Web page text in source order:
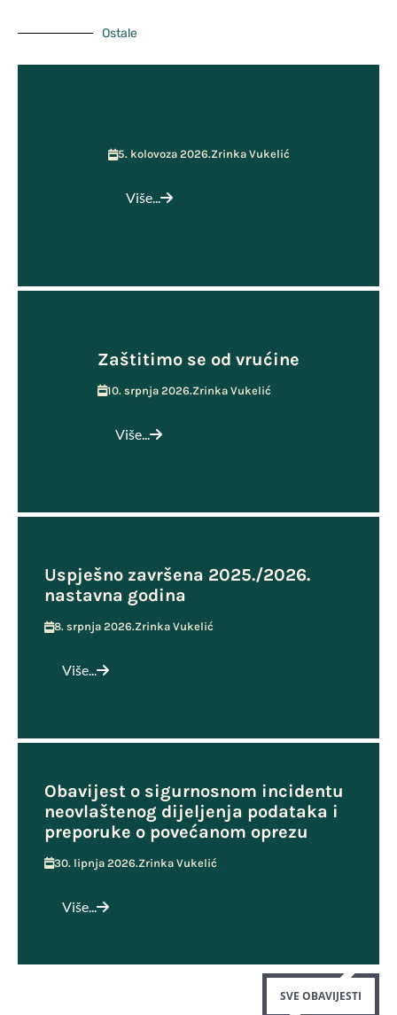
Ostale
5. kolovoza 2026.Zrinka Vukelić
Više...
Zaštitimo se od vrućine
10. srpnja 2026.Zrinka Vukelić
Više...
Uspješno završena 2025./2026.
nastavna godina
8. srpnja 2026.Zrinka Vukelić
Više...
Obavijest o sigurnosnom incidentu
neovlaštenog dijeljenja podataka i
preporuke o povećanom oprezu
30. lipnja 2026.Zrinka Vukelić
Više...
SVE OBAVIJESTI